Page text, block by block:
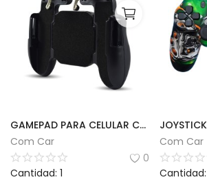
GAMEPAD PARA CELULAR CON COOLER SUONO
Com Car
0
Cantidad: 1
Com Car